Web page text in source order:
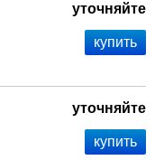
уточняйте
уточняйте